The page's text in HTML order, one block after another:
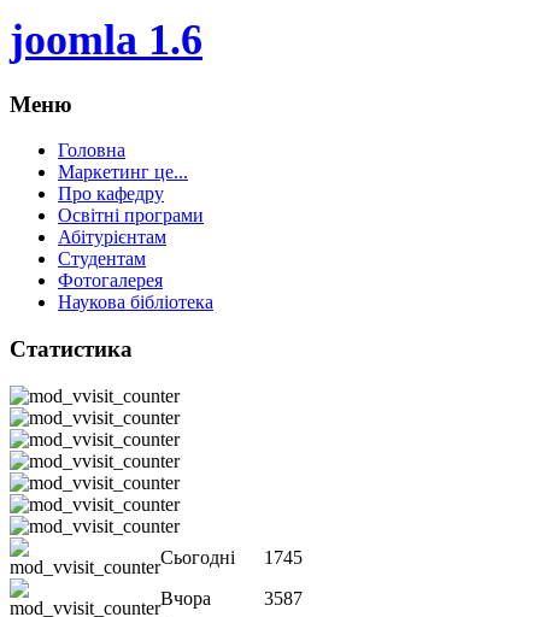
joomla 1.6
Меню
Головна
Маркетинг це...
Про кафедру
Освітні програми
Абітурієнтам
Студентам
Фотогалерея
Наукова бібліотека
Статистика
Сьогодні
1745
Вчора
3587